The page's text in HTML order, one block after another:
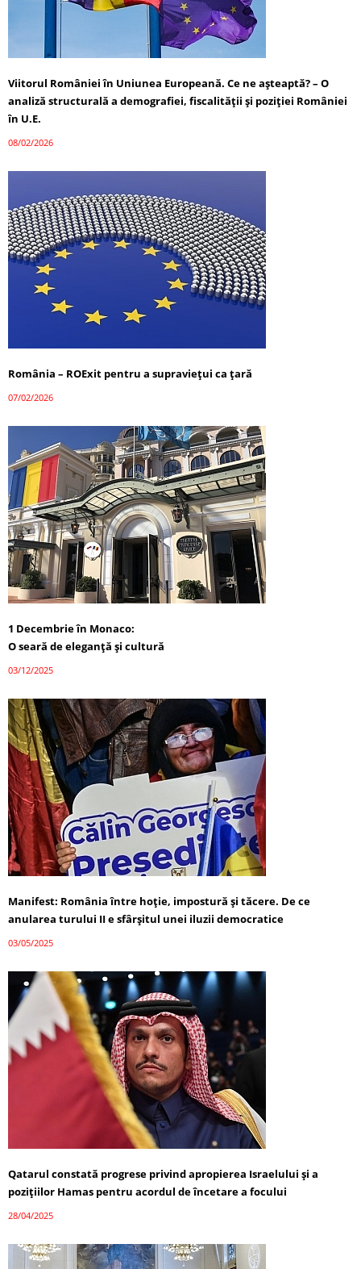
Viitorul României în Uniunea Europeană. Ce ne așteaptă? – O
analiză structurală a demografiei, fiscalității și poziției României
în U.E.
08/02/2026
România – ROExit pentru a supraviețui ca țară
07/02/2026
1 Decembrie în Monaco:
O seară de eleganță și cultură
03/12/2025
Manifest: România între hoție, impostură și tăcere. De ce
anularea turului II e sfârșitul unei iluzii democratice
03/05/2025
Qatarul constată progrese privind apropierea Israelului și a
pozițiilor Hamas pentru acordul de încetare a focului
28/04/2025